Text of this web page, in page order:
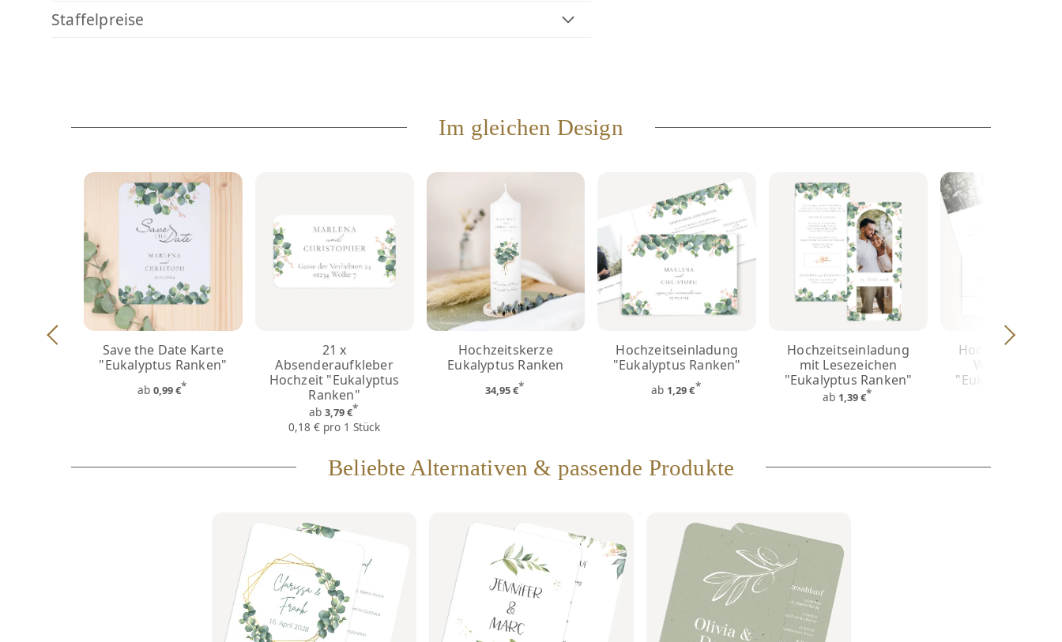
Staffelpreise
Im gleichen Design
Save the Date Karte
"Eukalyptus Ranken"
ab 0,99 €*
21 x
Absenderaufkleber
Hochzeit "Eukalyptus
Ranken"
ab 3,79 €*
0,18 € pro 1 Stück
Hochzeitskerze
Eukalyptus Ranken
34,95 €*
Hochzeitseinladung
"Eukalyptus Ranken"
ab 1,29 €*
Hochzeitseinladung
mit Lesezeichen
"Eukalyptus Ranken"
ab 1,39 €*
Wickelfalz
"Eukalyptus
Beliebte Alternativen & passende Produkte